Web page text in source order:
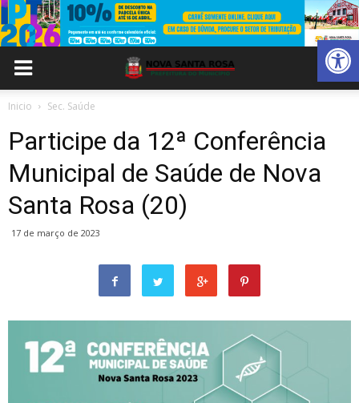
Abrir
Inicio Sec. Saúde
Participe da 12ª Conferência
Municipal de Saúde de Nova
Santa Rosa (20)
17 de março de 2023